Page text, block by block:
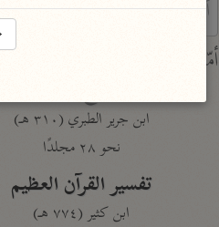
characters for results.
أمّهات
ابن جرير الطبري (٣١٠ هـ)
نحو ٢٨ مجلدًا
تفسير القرآن العظيم
ابن كثير (٧٧٤ هـ)